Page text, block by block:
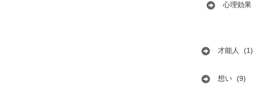
心理効果
才能人 (1)
想い (9)